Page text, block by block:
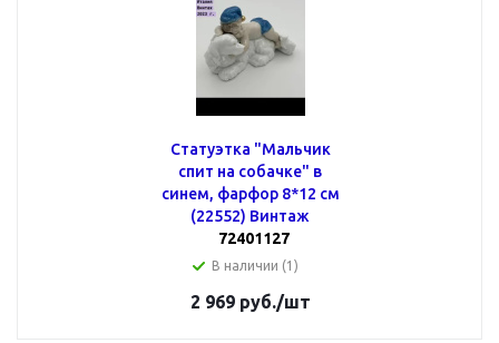
Статуэтка "Мальчик
спит на собачке" в
синем, фарфор 8*12 см
(22552) Винтаж
72401127
В наличии (1)
2 969руб./шт